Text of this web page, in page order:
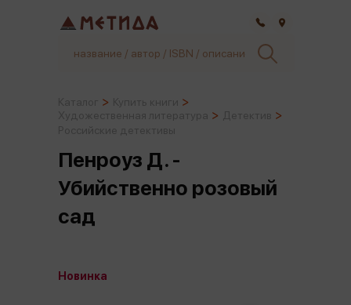
Пенроуз Д. -
Убийственно розовый
сад
Новинка